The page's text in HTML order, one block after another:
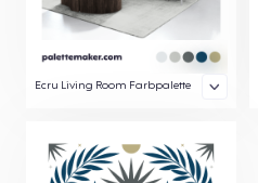
Ecru Living Room Farbpalette